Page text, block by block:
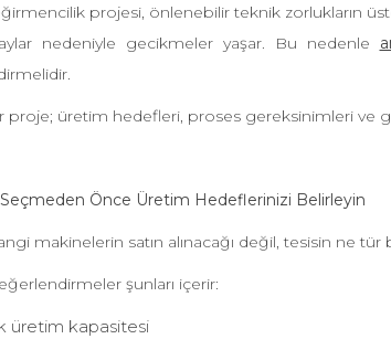
projesi, önlenebilir teknik zorlukların
nedeniyle gecikmeler yaşar. Bu nedenle
proje; üretim hedefleri, proses gereksinimleri ve
Önce Üretim Hedeflerinizi Belirleyin
makinelerin satın alınacağı değil, tesisin ne
şunları içerir:
üretim kapasitesi